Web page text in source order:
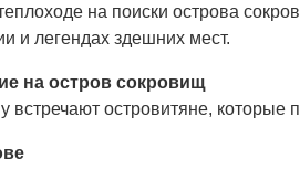
на поиски острова
и легендах здешних мест.
на остров сокровищ
встречают островитяне, которые